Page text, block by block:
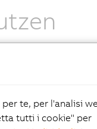
te, per l'analisi
tutti i cookie" per